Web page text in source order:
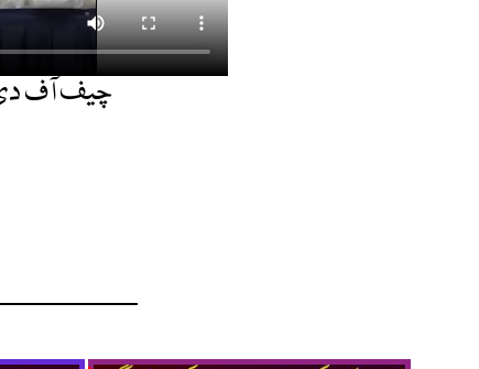
چیف آف دی